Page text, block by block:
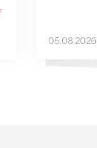
05.08.2026